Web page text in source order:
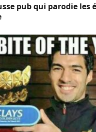
pub qui parodie les